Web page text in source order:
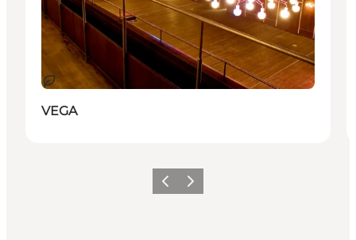
Bæredygtige oplevelser
VEGA
ForrigeNæste